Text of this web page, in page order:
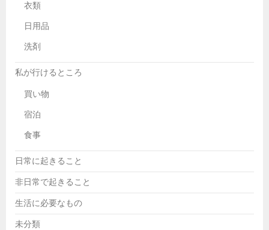
衣類
日用品
洗剤
私が行けるところ
買い物
宿泊
食事
日常に起きること
非日常で起きること
生活に必要なもの
未分類